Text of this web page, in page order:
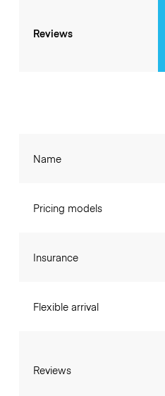
Reviews
Name
Pricing models
Insurance
Flexible arrival
Reviews